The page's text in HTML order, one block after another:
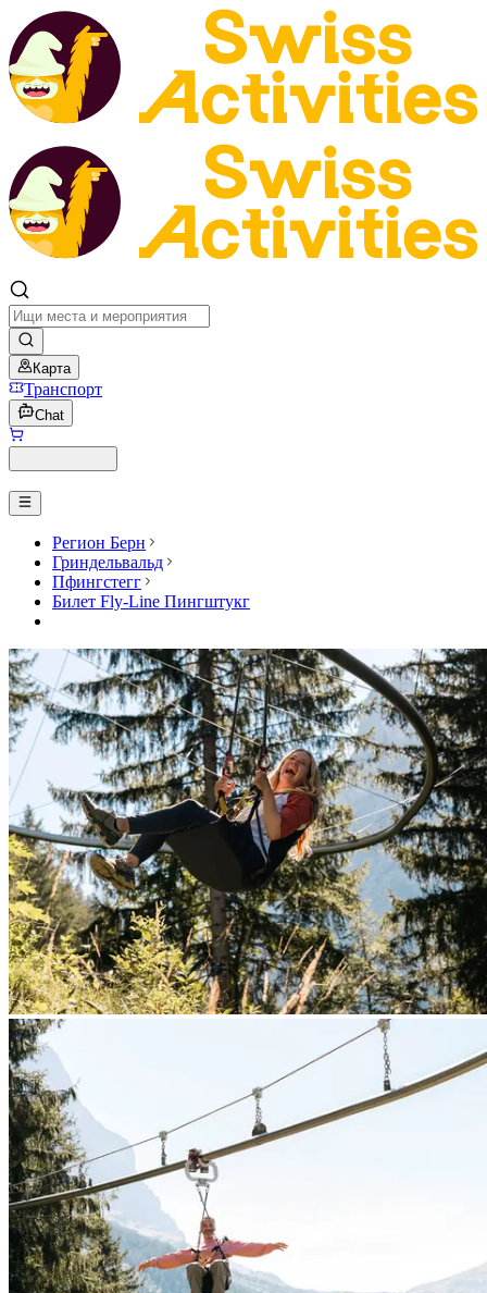
Карта
Транспорт
Chat
Регион Берн
Гриндельвальд
Пфингстегг
Билет Fly-Line Пингштукг